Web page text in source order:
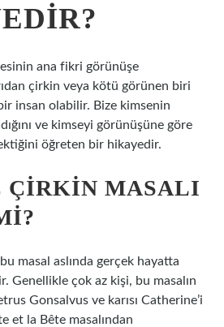
ana fikri görünüşe
çirkin veya kötü görünen biri
insan olabilir. Bize kimsenin
ve kimseyi görünüşüne göre
öğreten bir hikayedir.
ÇIRKIN MASALI
masal aslında gerçek hayatta
Genellikle çok az kişi, bu masalın
Gonsalvus ve karısı Catherine’i
et la Bête masalından